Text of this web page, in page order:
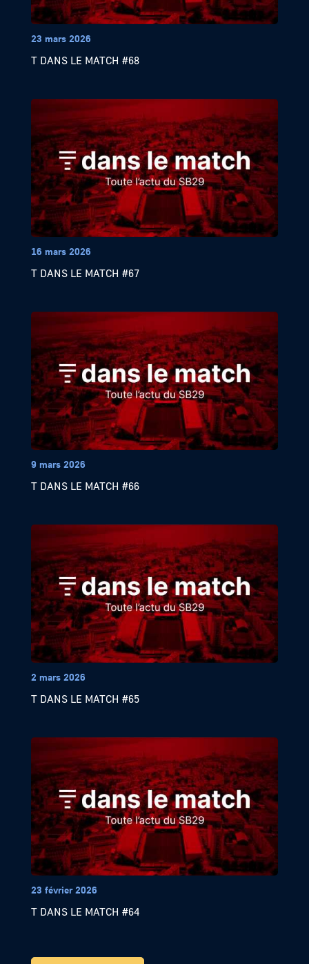
23 mars 2026
T DANS LE MATCH #68
16 mars 2026
T DANS LE MATCH #67
9 mars 2026
T DANS LE MATCH #66
2 mars 2026
T DANS LE MATCH #65
23 février 2026
T DANS LE MATCH #64